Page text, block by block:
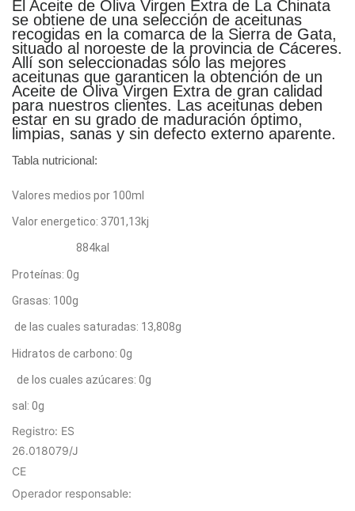
El Aceite de Oliva Virgen Extra de La Chinata
se obtiene de una selección de aceitunas
recogidas en la comarca de la Sierra de Gata,
situado al noroeste de la provincia de Cáceres.
Allí son seleccionadas sólo las mejores
aceitunas que garanticen la obtención de un
Aceite de Oliva Virgen Extra de gran calidad
para nuestros clientes. Las aceitunas deben
estar en su grado de maduración óptimo,
limpias, sanas y sin defecto externo aparente.
Tabla nutricional:
Valores medios por 100ml
Valor energetico: 3701,13kj
884kal
Proteínas: 0g
Grasas: 100g
de las cuales saturadas: 13,808g
Hidratos de carbono: 0g
de los cuales azúcares: 0g
sal: 0g
Registro: ES
26.018079/J
CE
Operador responsable: